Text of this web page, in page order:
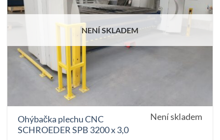
NENÍ SKLADEM
Ohýbačka plechu CNC
SCHROEDER SPB 3200 x 3,0
Není skladem